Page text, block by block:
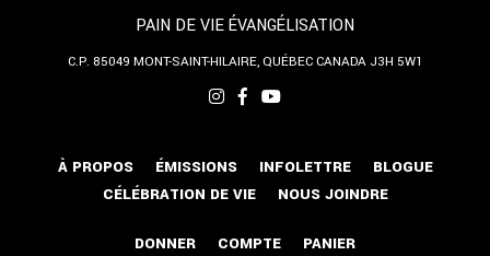
PAIN DE VIE ÉVANGÉLISATION
C.P. 85049 MONT-SAINT-HILAIRE, QUÉBECCANADA J3H 5W1
À PROPOS ÉMISSIONS INFOLETTRE
BLOGUE
CÉLÉBRATION DE VIE
NOUS JOINDRE
DONNER COMPTE PANIER